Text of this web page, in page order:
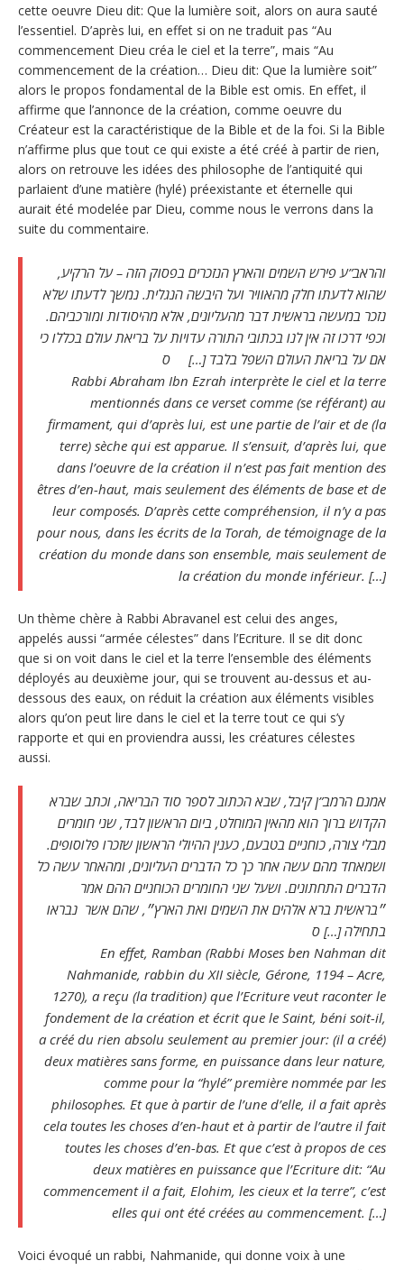
cette oeuvre Dieu dit: Que la lumière soit, alors on aura sauté
l’essentiel. D’après lui, en effet si on ne traduit pas “Au
commencement Dieu créa le ciel et la terre”, mais “Au
commencement de la création… Dieu dit: Que la lumière soit”
alors le propos fondamental de la Bible est omis. En effet, il
affirme que l’annonce de la création, comme oeuvre du
Créateur est la caractéristique de la Bible et de la foi. Si la Bible
n’affirme plus que tout ce qui existe a été créé à partir de rien,
alors on retrouve les idées des philosophe de l’antiquité qui
parlaient d’une matière (hylé) préexistante et éternelle qui
aurait été modelée par Dieu, comme nous le verrons dans la
suite du commentaire.
והראב”ע פירש השמים והארץ הנזכרים בפסוק הזה – על הרקיע,
שהוא לדעתו חלק מהאוויר ועל היבשה הנגלית. נמשך לדעתו שלא
נזכר במעשה בראשית דבר מהעליונים, אלא מהיסודות ומורכביהם.
וכפי דרכו זה אין לנו בכתובי התורה עדויות על בריאת עולם בכללו כי
אם על בריאת העולם השפל בלבד […] ס
Rabbi Abraham Ibn Ezrah interprète le ciel et la terre
mentionnés dans ce verset comme (se référant) au
firmament, qui d’après lui, est une partie de l’air et de (la
terre) sèche qui est apparue. Il s’ensuit, d’après lui, que
dans l’oeuvre de la création il n’est pas fait mention des
êtres d’en-haut, mais seulement des éléments de base et de
leur composés. D’après cette compréhension, il n’y a pas
pour nous, dans les écrits de la Torah, de témoignage de la
création du monde dans son ensemble, mais seulement de
la création du monde inférieur. […]
Un thème chère à Rabbi Abravanel est celui des anges,
appelés aussi “armée célestes” dans l’Ecriture. Il se dit donc
que si on voit dans le ciel et la terre l’ensemble des éléments
déployés au deuxième jour, qui se trouvent au-dessus et au-
dessous des eaux, on réduit la création aux éléments visibles
alors qu’on peut lire dans le ciel et la terre tout ce qui s’y
rapporte et qui en proviendra aussi, les créatures célestes
aussi.
אמנם הרמב”ן קיבל, שבא הכתוב לספר סוד הבריאה, וכתב שברא
הקדוש ברוך הוא מהאין המוחלט, ביום הראשון לבד, שני חומרים
מבלי צורה, כוחניים בטבעם, כענין ההיולי הראשון שזכרו פלוסופים.
ושמאחד מהם עשה אחר כך כל הדברים העליונים, ומהאחר עשה כל
הדברים התחתונים. ושעל שני החומרים הכוחניים ההם אמר
״בראשית ברא אלהים את השמים ואת הארץ״, שהם אשר נבראו
בתחילה […] ס
En effet, Ramban (Rabbi Moses ben Nahman dit
Nahmanide, rabbin du XII siècle, Gérone, 1194 – Acre,
1270), a reçu (la tradition) que l’Ecriture veut raconter le
fondement de la création et écrit que le Saint, béni soit-il,
a créé du rien absolu seulement au premier jour: (il a créé)
deux matières sans forme, en puissance dans leur nature,
comme pour la “hylé” première nommée par les
philosophes. Et que à partir de l’une d’elle, il a fait après
cela toutes les choses d’en-haut et à partir de l’autre il fait
toutes les choses d’en-bas. Et que c’est à propos de ces
deux matières en puissance que l’Ecriture dit: “Au
commencement il a fait, Elohim, les cieux et la terre”, c’est
elles qui ont été créées au commencement. […]
Voici évoqué un rabbi, Nahmanide, qui donne voix à une